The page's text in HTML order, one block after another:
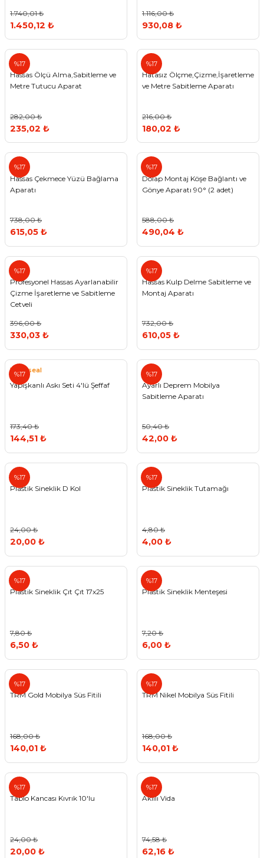
1.740,01 ₺
1.450,12 ₺
1.116,00 ₺
930,08 ₺
%17
Hassas Ölçü Alma,Sabitleme ve
Metre Tutucu Aparat
282,00 ₺
235,02 ₺
%17
Hatasız Ölçme,Çizme,İşaretleme
ve Metre Sabitleme Aparatı
216,00 ₺
180,02 ₺
%17
Hassas Çekmece Yüzü Bağlama
Aparatı
738,00 ₺
615,05 ₺
%17
Dolap Montaj Köşe Bağlantı ve
Gönye Aparatı 90° (2 adet)
588,00 ₺
490,04 ₺
%17
Profesyonel Hassas Ayarlanabilir
Çizme İşaretleme ve Sabitleme
Cetveli
396,00 ₺
330,03 ₺
%17
Hassas Kulp Delme Sabitleme ve
Montaj Aparatı
732,00 ₺
610,05 ₺
%17
Vodaseal
Yapışkanlı Askı Seti 4'lü Şeffaf
173,40 ₺
144,51 ₺
%17
Ayarlı Deprem Mobilya
Sabitleme Aparatı
50,40 ₺
42,00 ₺
%17
Plastik Sineklik D Kol
24,00 ₺
20,00 ₺
%17
Plastik Sineklik Tutamağı
4,80 ₺
4,00 ₺
%17
Plastik Sineklik Çıt Çıt 17x25
7,80 ₺
6,50 ₺
%17
Plastik Sineklik Menteşesi
7,20 ₺
6,00 ₺
%17
TRM
TRM Gold Mobilya Süs Fitili
168,00 ₺
140,01 ₺
%17
TRM
TRM Nikel Mobilya Süs Fitili
168,00 ₺
140,01 ₺
%17
Tablo Kancası Kıvrık 10'lu
24,00 ₺
20,00 ₺
%17
Std
Akıllı Vida
74,58 ₺
62,16 ₺